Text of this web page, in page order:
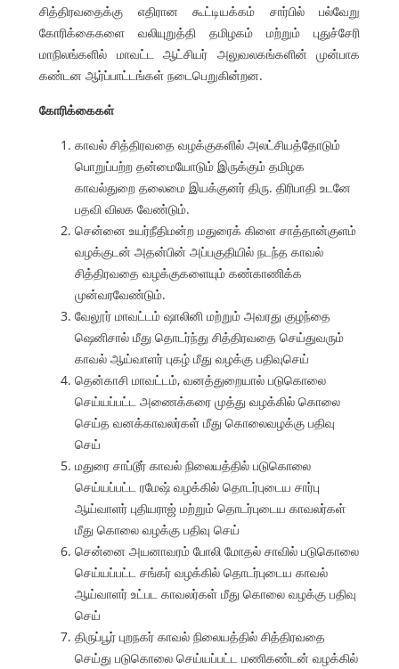
சித்திரவதைக்கு எதிரான கூட்டியக்கம் சார்பில் பல்வேறு
கோரிக்கைகளை வலியுறுத்தி தமிழகம் மற்றும் புதுச்சேரி
மாநிலங்களில் மாவட்ட ஆட்சியர் அலுவலகங்களின் முன்பாக
கண்டன ஆர்ப்பாட்டங்கள் நடைபெறுகின்றன.
கோரிக்கைகள்
காவல் சித்திரவதை வழக்குகளில் அலட்சியத்தோடும்
பொறுப்பற்ற தன்மையோடும் இருக்கும் தமிழக
காவல்துறை தலைமை இயக்குனர் திரு. திரிபாதி உடனே
பதவி விலக வேண்டும்.
சென்னை உயர்நீதிமன்ற மதுரைக் கிளை சாத்தான்குளம்
வழக்குடன் அதன்பின் அப்பகுதியில் நடந்த காவல்
சித்திரவதை வழக்குகளையும் கண்காணிக்க
முன்வரவேண்டும்.
வேலூர் மாவட்டம் ஷாலினி மற்றும் அவரது குழந்தை
ஷெனிசால் மீது தொடர்ந்து சித்திரவதை செய்துவரும்
காவல் ஆய்வாளர் புகழ் மீது வழக்கு பதிவுசெய்
தென்காசி மாவட்டம், வனத்துறையால் படுகொலை
செய்யப்பட்ட அணைக்கரை முத்து வழக்கில் கொலை
செய்த வனக்காவலர்கள் மீது கொலைவழக்கு பதிவு
செய்
மதுரை சாப்டூர் காவல் நிலையத்தில் படுகொலை
செய்யப்பட்ட ரமேஷ் வழக்கில் தொடர்புடைய சார்பு
ஆய்வாளர் புதியராஜ் மற்றும் தொடர்புடைய காவலர்கள்
மீது கொலை வழக்கு பதிவு செய்
சென்னை அயனாவரம் போலி மோதல் சாவில் படுகொலை
செய்யப்பட்ட சங்கர் வழக்கில் தொடர்புடைய காவல்
ஆய்வாளர் உட்பட காவலர்கள் மீது கொலை வழக்கு பதிவு
செய்
திருப்பூர் புறநகர் காவல் நிலையத்தில் சித்திரவதை
செய்து படுகொலை செய்யப்பட்ட மணிகண்டன் வழக்கில்